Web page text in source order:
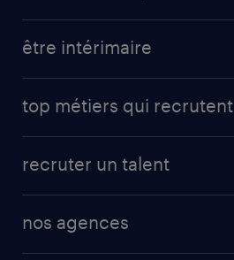
créer un compte candidat
être intérimaire
app talent / portail web
top métiers qui recrutent
recruter un talent
solutions opérationnelles
nos agences